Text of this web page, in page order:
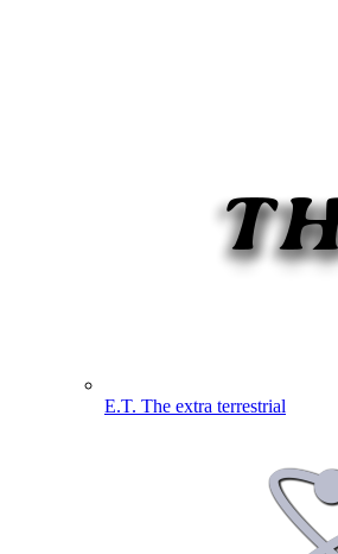
E.T. The extra terrestrial